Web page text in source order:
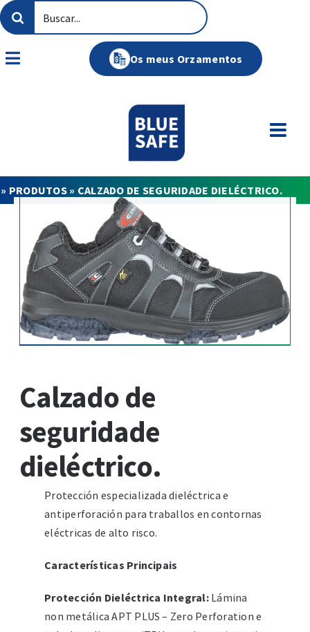
Skip
to
Search
for:
Toggle
Os meus Orzamentos
PRODUTOS» CALZADO DE SEGURIDADE DIELÉCTRICO.
Calzado de
seguridade
dieléctrico.
Protección especializada dieléctrica e
antiperforación para traballos en contornas
eléctricas de alto risco.
Características Principais
Protección Dieléctrica Integral:Lámina
non metálica APT PLUS – Zero Perforation e